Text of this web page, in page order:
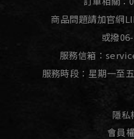
商品問題請加官網
或撥
服務信箱：
服務時段：星期一至
隱私
會員